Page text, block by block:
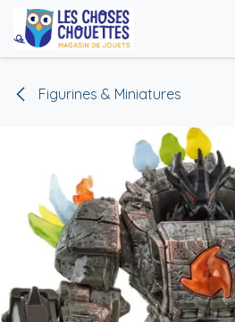
Se rendre au contenu
Figurines & Miniatures